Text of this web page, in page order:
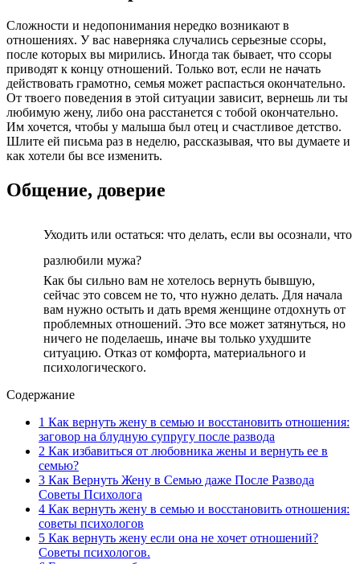
Сложности и недопонимания нередко возникают в
отношениях. У вас наверняка случались серьезные ссоры,
после которых вы мирились. Иногда так бывает, что ссоры
приводят к концу отношений. Только вот, если не начать
действовать грамотно, семья может распасться окончательно.
От твоего поведения в этой ситуации зависит, вернешь ли ты
любимую жену, либо она расстанется с тобой окончательно.
Им хочется, чтобы у малыша был отец и счастливое детство.
Шлите ей письма раз в неделю, рассказывая, что вы думаете и
как хотели бы все изменить.
Общение, доверие
Уходить или остаться: что делать, если вы осознали, что
разлюбили мужа?
Как бы сильно вам не хотелось вернуть бывшую,
сейчас это совсем не то, что нужно делать. Для начала
вам нужно остыть и дать время женщине отдохнуть от
проблемных отношений. Это все может затянуться, но
ничего не поделаешь, иначе вы только ухудшите
ситуацию. Отказ от комфорта, материального и
психологического.
Содержание
1 Как вернуть жену в семью и восстановить отношения:
заговор на блудную супругу после развода
2 Как избавиться от любовника жены и вернуть ее в
семью?
3 Как Вернуть Жену в Семью даже После Развода
Советы Психолога
4 Как вернуть жену в семью и восстановить отношения:
советы психологов
5 Как вернуть жену если она не хочет отношений?
Советы психологов.